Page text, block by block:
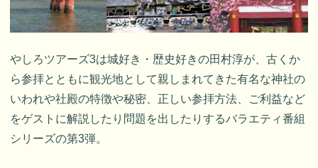
やしろツアーズ3は城好き・歴史好きの田村淳が、古くか
ら参拝とともに観光地として親しまれてきた有名な神社の
いわれや社殿の特徴や秘密、正しい参拝方法、ご利益など
をゲストに解説したり問題を出したりするバラエティ番組
シリーズの第3弾。